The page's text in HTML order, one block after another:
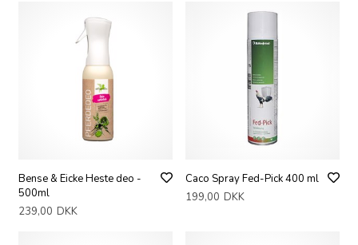
Bense & Eicke Heste deo -
500ml
239,00 DKK
Caco Spray Fed-Pick 400 ml
199,00 DKK